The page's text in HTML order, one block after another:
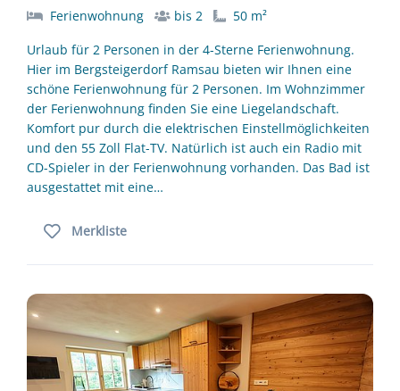
Ferienwohnung bis 2
50 m²
Urlaub für 2 Personen in der 4-Sterne Ferienwohnung.
Hier im Bergsteigerdorf Ramsau bieten wir Ihnen eine
schöne Ferienwohnung für 2 Personen. Im Wohnzimmer
der Ferienwohnung finden Sie eine Liegelandschaft.
Komfort pur durch die elektrischen Einstellmöglichkeiten
und den 55 Zoll Flat-TV. Natürlich ist auch ein Radio mit
CD-Spieler in der Ferienwohnung vorhanden. Das Bad ist
ausgestattet mit eine…
Merkliste